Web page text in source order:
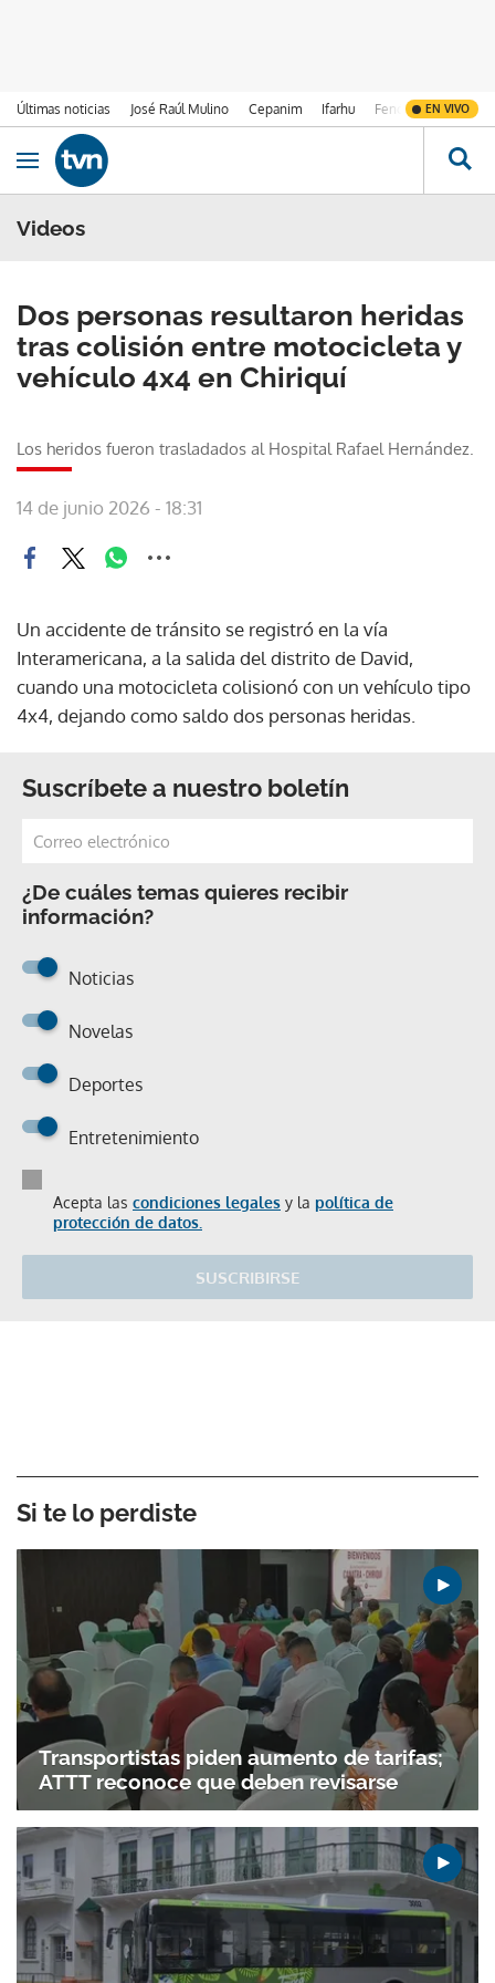
Últimas noticias José Raúl Mulino Cepanim Ifarhu Fenómeno de El
EN VIVO
Ir al contenido
Obrir navegació
Videos
Dos personas resultaron heridas
tras colisión entre motocicleta y
vehículo 4x4 en Chiriquí
Los heridos fueron trasladados al Hospital Rafael Hernández.
14 de junio 2026 - 18:31
Un accidente de tránsito se registró en la vía
Interamericana, a la salida del distrito de David,
cuando una motocicleta colisionó con un vehículo tipo
4x4, dejando como saldo dos personas heridas.
Suscríbete a nuestro boletín
¿De cuáles temas quieres recibir
información?
Noticias
Novelas
Deportes
Entretenimiento
Acepta las condiciones legales y la política de
protección de datos.
SUSCRIBIRSE
Si te lo perdiste
Transportistas piden aumento de tarifas;
ATTT reconoce que deben revisarse